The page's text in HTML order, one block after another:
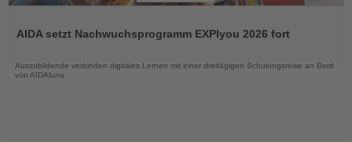
die
AIDA setzt Nachwuchsprogramm EXPIyou 2026 fort
Auszubildende verbinden digitales Lernen mit einer dreitägigen Schulungsreise an Bord
von AIDAluna